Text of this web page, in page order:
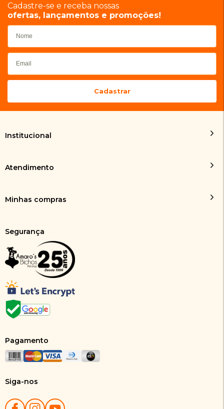
Cadastre-se e receba nossas
ofertas, lançamentos e promoções!
Institucional
Atendimento
Minhas compras
Segurança
Pagamento
Siga-nos